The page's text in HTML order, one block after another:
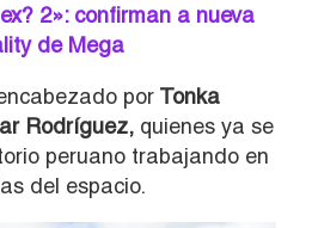
2»: confirman a nueva
de Mega
por Tonka
Rodríguez, quienes ya se
peruano trabajando en
del espacio.